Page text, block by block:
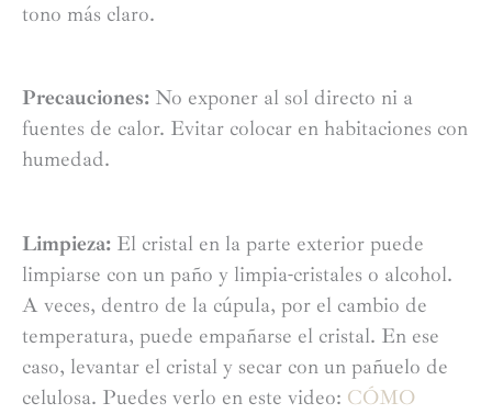
tono más claro.
Precauciones: No exponer al sol directo ni a
fuentes de calor. Evitar colocar en habitaciones con
humedad.
Limpieza: El cristal en la parte exterior puede
limpiarse con un paño y limpia-cristales o alcohol.
A veces, dentro de la cúpula, por el cambio de
temperatura, puede empañarse el cristal. En ese
caso, levantar el cristal y secar con un pañuelo de
celulosa. Puedes verlo en este video: CÓMO